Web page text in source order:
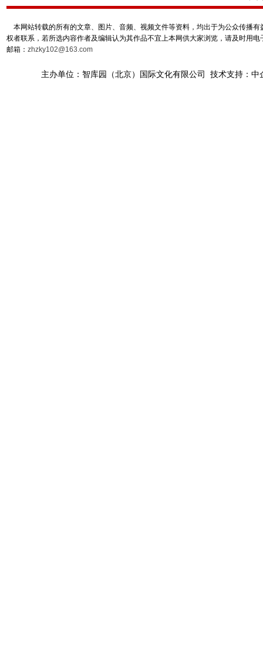
本网站转载的所有的文章、图片、音频、视频文件等资料，均出于为公众传播
权者联系，若所选内容作者及编辑认为其作品不宜上本网供大家浏览，请及时用
邮箱： zhzky102@163.com
主办单位：智库园（北京）国际文化有限公司 技术支持：